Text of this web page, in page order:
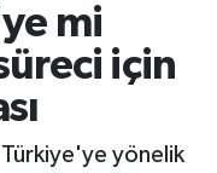
mi
için
Türkiye'ye yönelik